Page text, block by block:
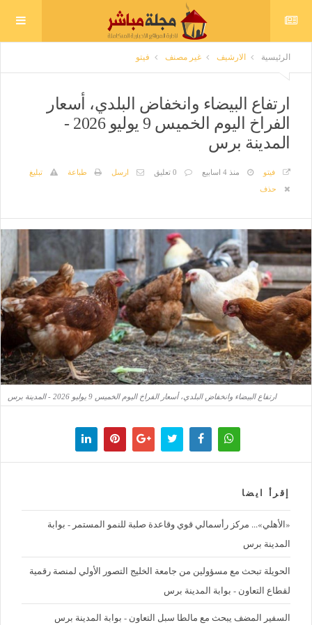
الرئيسية الارشيف غير مصنف فيتو
ارتفاع البيضاء وانخفاض البلدي، أسعار
الفراخ اليوم الخميس 9 يوليو 2026 -
المدينة برس
فيتو منذ 4 اسابيع 0 تعليق ارسل طباعة
تبليغ
حذف
ارتفاع البيضاء وانخفاض البلدي، أسعار الفراخ اليوم الخميس 9 يوليو 2026 - المدينة برس
إقرأ ايضا
«الأهلي»... مركز رأسمالي قوي وقاعدة صلبة للنمو المستمر - بوابة
المدينة برس
الحويلة تبحث مع مسؤولين من جامعة الخليج التصور الأولي لمنصة رقمية
لقطاع التعاون - بوابة المدينة برس
السفير المضف يبحث مع مالطا سبل التعاون - بوابة المدينة برس